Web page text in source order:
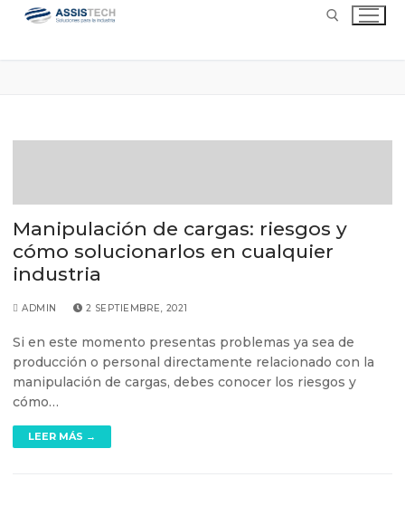
Manipulación de cargas: riesgos y
cómo solucionarlos en cualquier
industria
ADMIN 2 SEPTIEMBRE, 2021
Si en este momento presentas problemas ya sea de
producción o personal directamente relacionado con la
manipulación de cargas, debes conocer los riesgos y
cómo…
LEER MÁS →